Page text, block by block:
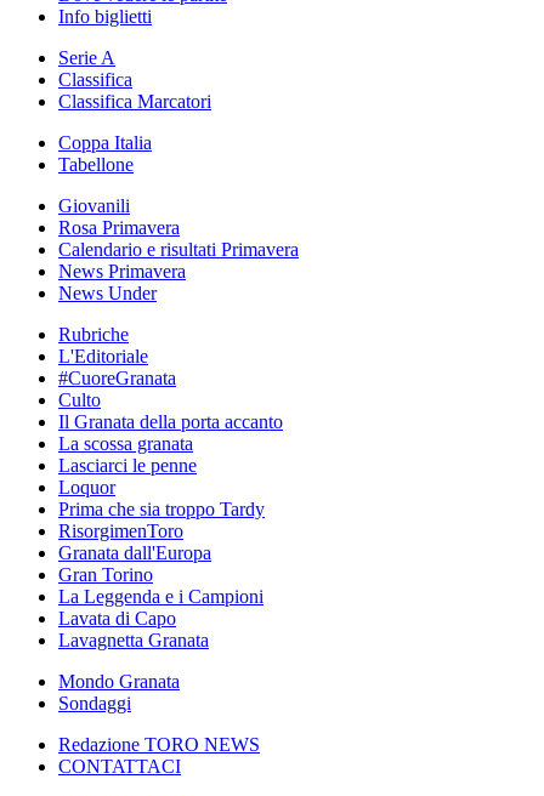
Info biglietti
Serie A
Classifica
Classifica Marcatori
Coppa Italia
Tabellone
Giovanili
Rosa Primavera
Calendario e risultati Primavera
News Primavera
News Under
Rubriche
L'Editoriale
#CuoreGranata
Culto
Il Granata della porta accanto
La scossa granata
Lasciarci le penne
Loquor
Prima che sia troppo Tardy
RisorgimenToro
Granata dall'Europa
Gran Torino
La Leggenda e i Campioni
Lavata di Capo
Lavagnetta Granata
Mondo Granata
Sondaggi
Redazione TORO NEWS
CONTATTACI